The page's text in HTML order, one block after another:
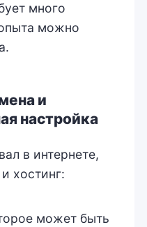
много
можно
и
настройка
в интернете,
хостинг:
может быть